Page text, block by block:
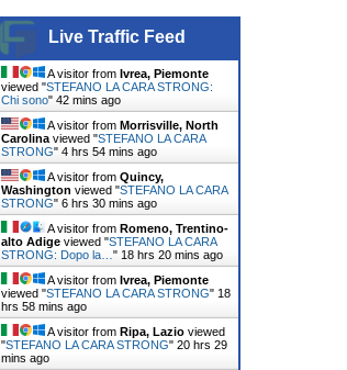
Live Traffic Feed
A visitor from Ivrea, Piemonte
viewed "STEFANO LA CARA STRONG:
Chi sono" 42 mins ago
A visitor from Morrisville, North
Carolina viewed "STEFANO LA CARA
STRONG" 4 hrs 54 mins ago
A visitor from Quincy,
Washington viewed "STEFANO LA CARA
STRONG" 6 hrs 30 mins ago
A visitor from Romeno, Trentino-
alto Adige viewed "STEFANO LA CARA
STRONG: Dopo la… " 18 hrs 20 mins ago
A visitor from Ivrea, Piemonte
viewed "STEFANO LA CARA STRONG" 18
hrs 59 mins ago
A visitor from Ripa, Lazio viewed
"STEFANO LA CARA STRONG" 20 hrs 29
mins ago